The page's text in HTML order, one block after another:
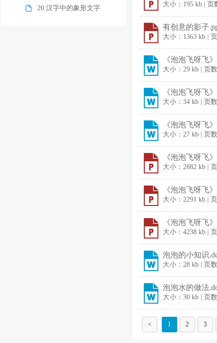
20 汉字中的象形文字
大小：195 kb |
有创意的影子
大小：1363 kb |
《泡泡飞呀飞
大小：29 kb | 页
《泡泡飞呀飞
大小：34 kb | 页
《泡泡飞呀飞
大小：27 kb | 页
《泡泡飞呀飞
大小：2882 kb |
《泡泡飞呀飞
大小：2291 kb |
《泡泡飞呀飞
大小：4238 kb |
泡泡的小知识
大小：28 kb | 页
泡泡水的做法
大小：30 kb | 页
< 1 2 3